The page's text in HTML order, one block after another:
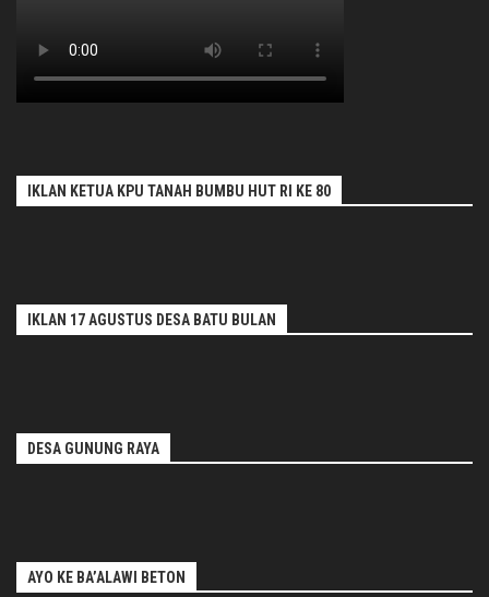
IKLAN KETUA KPU TANAH BUMBU HUT RI KE 80
IKLAN 17 AGUSTUS DESA BATU BULAN
DESA GUNUNG RAYA
AYO KE BA’ALAWI BETON